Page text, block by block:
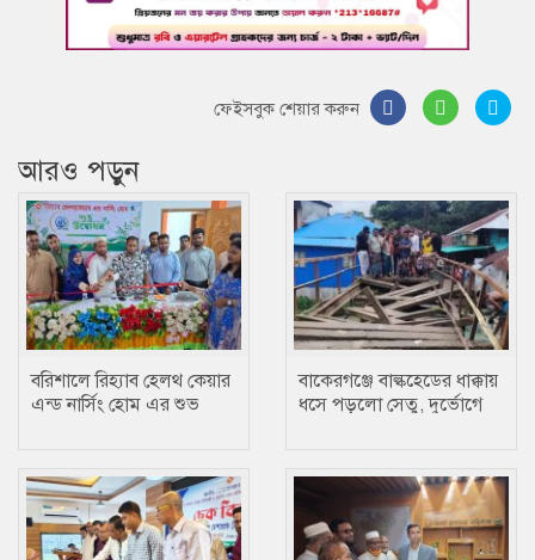
ফেইসবুক শেয়ার করুন
আরও পড়ুন
বরিশালে রিহ্যাব হেলথ কেয়ার
এন্ড নার্সিং হোম এর শুভ
বাকেরগঞ্জে বাল্কহেডের ধাক্কায়
ধসে পড়লো সেতু, দুর্ভোগে